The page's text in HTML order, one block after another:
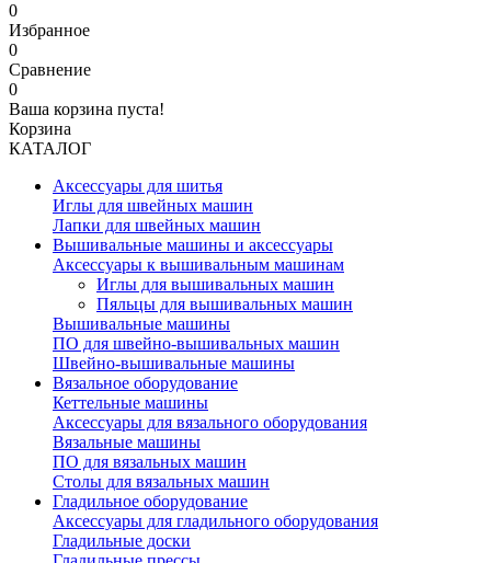
0
Избранное
0
Сравнение
0
Ваша корзина пуста!
Корзина
КАТАЛОГ
Аксессуары для шитья
Иглы для швейных машин
Лапки для швейных машин
Вышивальные машины и аксессуары
Аксессуары к вышивальным машинам
Иглы для вышивальных машин
Пяльцы для вышивальных машин
Вышивальные машины
ПО для швейно-вышивальных машин
Швейно-вышивальные машины
Вязальное оборудование
Кеттельные машины
Аксессуары для вязального оборудования
Вязальные машины
ПО для вязальных машин
Столы для вязальных машин
Гладильное оборудование
Аксессуары для гладильного оборудования
Гладильные доски